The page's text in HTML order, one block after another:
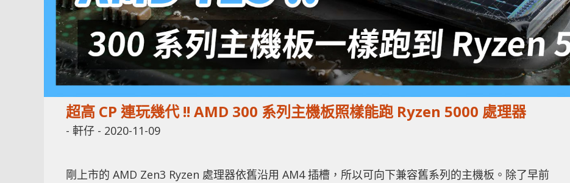
超高 CP 連玩幾代 !! AMD 300 系列主機板照樣能跑 Ryzen 5000 處理器
- 軒仔 - 2020-11-09
剛上市的 AMD Zen3 Ryzen 處理器依舊沿用 AM4 插槽，所以可向下兼容舊系列的主機板。除了早前